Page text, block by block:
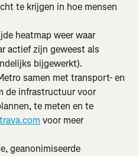
te krijgen in hoe mensen
heatmap weer waar
actief zijn geweest als
bijgewerkt).
samen met transport- en
de infrastructuur voor
te meten en te
voor meer
geanonimiseerde